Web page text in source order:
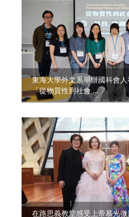
東海大學外文系舉辦國科會
「從物質性到社會 ...
在路思義教堂感受上帝慕光